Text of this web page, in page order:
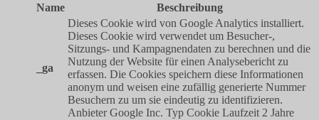
Name
Beschreibung
_ga
Dieses Cookie wird von Google Analytics installiert.
Dieses Cookie wird verwendet um Besucher-,
Sitzungs- und Kampagnendaten zu berechnen und die
Nutzung der Website für einen Analysebericht zu
erfassen. Die Cookies speichern diese Informationen
anonym und weisen eine zufällig generierte Nummer
Besuchern zu um sie eindeutig zu identifizieren.
Anbieter Google Inc. Typ Cookie Laufzeit 2 Jahre